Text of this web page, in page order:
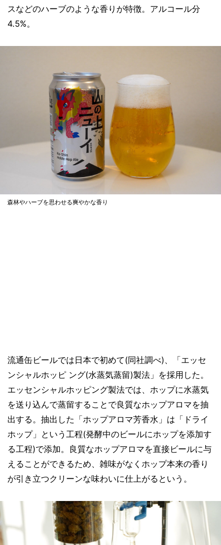
スなどのハーブのような香りが特徴。アルコール分
4.5%。
森林やハーブを思わせる爽やかな香り
流通缶ビールでは日本で初めて(同社調べ)、「エッセ
ンシャルホッピ ング(水蒸気蒸留)製法」を採用した。
エッセンシャルホッピング製法では、ホップに水蒸気
を送り込んで蒸留することで良質なホップアロマを抽
出する。抽出した「ホップアロマ芳香水」は「ドライ
ホップ」という工程(発酵中のビールにホップを添加す
る工程)で添加。良質なホップアロマを直接ビールに与
えることができるため、雑味がなくホップ本来の香り
が引き立つクリーンな味わいに仕上がるという。